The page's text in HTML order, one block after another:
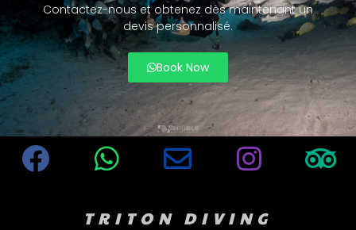
Contactez-nous et obtenez dès maintenant un
devis personnalisé.
Book Now
TRITON DIVING